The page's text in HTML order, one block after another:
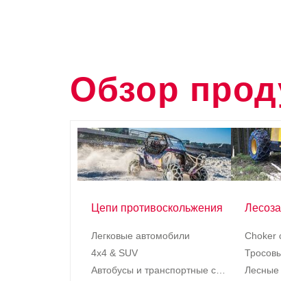
Обзор
Цепи противоскольжения
Легковые автомобили
4x4 & SUV
Choker
Лесные